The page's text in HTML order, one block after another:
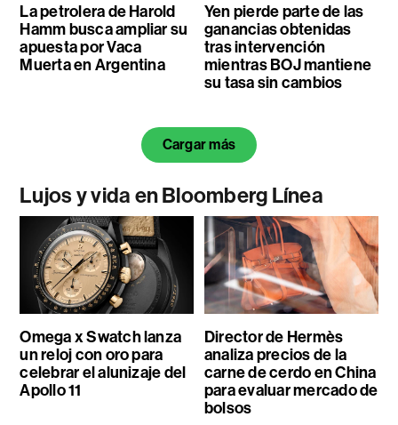
La petrolera de Harold
Hamm busca ampliar su
apuesta por Vaca
Muerta en Argentina
Yen pierde parte de las
ganancias obtenidas
tras intervención
mientras BOJ mantiene
su tasa sin cambios
Cargar más
Lujos y vida en Bloomberg Línea
Omega x Swatch lanza
un reloj con oro para
celebrar el alunizaje del
Apollo 11
Director de Hermès
analiza precios de la
carne de cerdo en China
para evaluar mercado de
bolsos